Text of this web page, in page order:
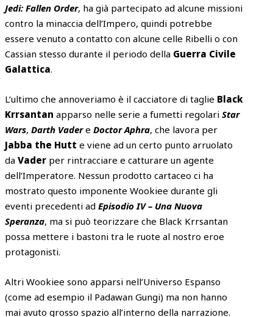
Jedi: Fallen Order, ha già partecipato ad alcune missioni
contro la minaccia dell’Impero, quindi potrebbe
essere venuto a contatto con alcune celle Ribelli o con
Cassian stesso durante il periodo della Guerra Civile
Galattica.
L’ultimo che annoveriamo è il cacciatore di taglie Black
Krrsantan apparso nelle serie a fumetti regolariStar
Wars,Darth VadereDoctor Aphra, che lavora per
Jabba the Hutt e viene ad un certo punto arruolato
daVader per rintracciare e catturare un agente
dell’Imperatore. Nessun prodotto cartaceo ci ha
mostrato questo imponente Wookiee durante gli
eventi precedenti adEpisodio IV – Una Nuova
Speranza, ma si può teorizzare che Black Krrsantan
possa mettere i bastoni tra le ruote al nostro eroe
protagonisti.
Altri Wookiee sono apparsi nell’Universo Espanso
(come ad esempio il Padawan Gungi) ma non hanno
mai avuto grosso spazio all’interno della narrazione.